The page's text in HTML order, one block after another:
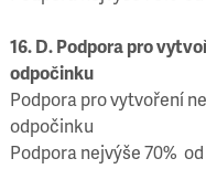
16. D. Podpora pro
odpočinku
Podpora pro vytvoření
odpočinku
Podpora nejvýše 70%